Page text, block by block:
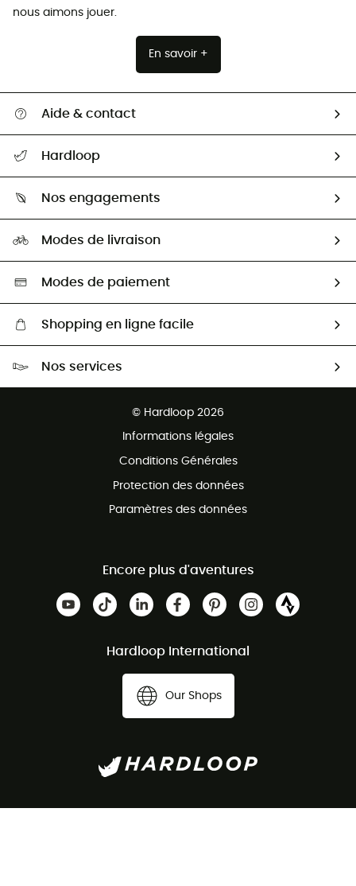
nous aimons jouer.
En savoir +
Aide & contact
Retour & remboursement
Guide des tailles
Seconde Main
Aide & Contact
Hardloop
HardGuides
Nos engagements
Sélection éco-responsable
Modes de livraison
Modes de paiement
Shopping en ligne facile
Nos services
© Hardloop 2026
Informations légales
Conditions Générales
Protection des données
Paramètres des données
Encore plus d'aventures
Hardloop International
Our Shops